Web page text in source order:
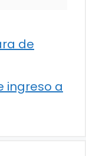
de
ingreso a